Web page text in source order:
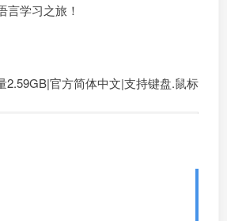
言学习之旅！
2.59GB|官方简体中文|支持键盘.鼠标